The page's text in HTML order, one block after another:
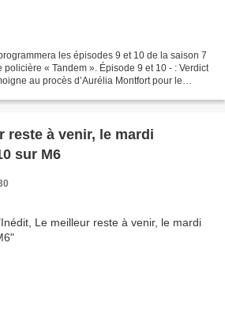
les épisodes 9 et 10 de la saison 7
« Tandem ». Épisode 9 et 10 - : Verdict
au procès d’Aurélia Montfort pour le
reste à venir, le mardi
sur M6